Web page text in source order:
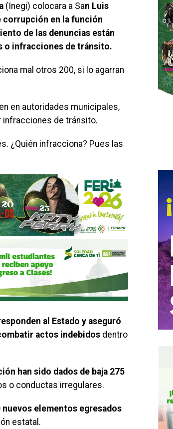
(Inegi) colocara a San Luis
corrupción en la función
de las denuncias están
o infracciones de tránsito.
mal otros 200, si lo agarran
en autoridades municipales,
de tránsito.
¿Quién infracciona? Pues las
al Estado y aseguró
actos indebidos dentro
han sido dados de baja 275
o conductas irregulares.
elementos egresados
estatal.